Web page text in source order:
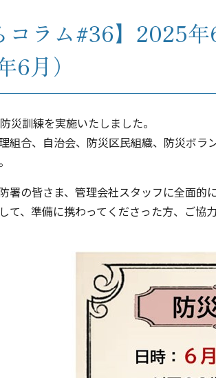
コラム#36】2025
6月）
災訓練を実施いたしました。
組合、自治会、防災区民組織、防災ボ
署の皆さま、管理会社スタッフに全面的
て、準備に携わってくださった方、ご協